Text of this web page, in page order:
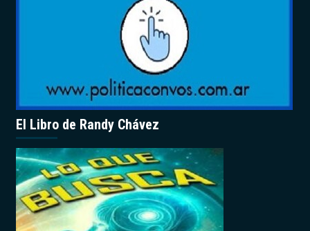
El Libro de Randy Chávez